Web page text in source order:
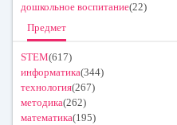
дошкольное воспитание(22)
Предмет
STEM(617)
информатика(344)
технология(267)
методика(262)
математика(195)